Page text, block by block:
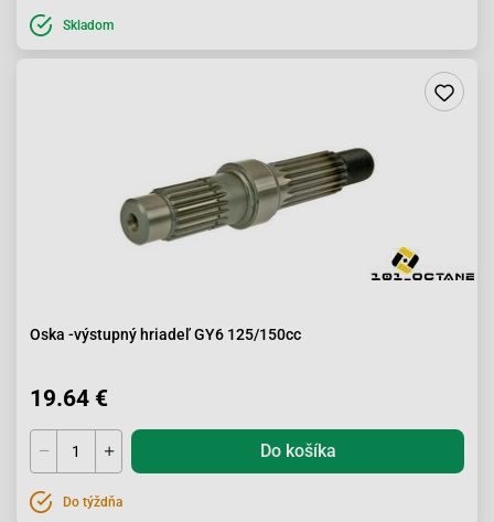
Skladom
Oska -výstupný hriadeľ GY6 125/150cc
19.64 €
Do košíka
Do týždňa